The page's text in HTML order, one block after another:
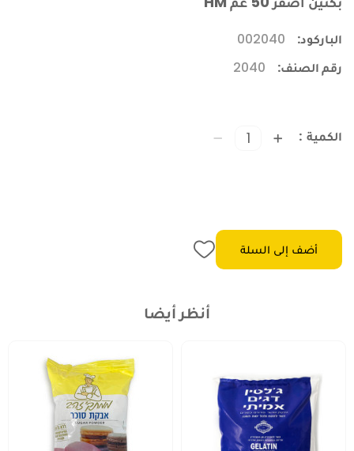
الباركود:
002040
رقم الصنف:
2040
الكمية
أضف إلى السلة
أنظر أيضا